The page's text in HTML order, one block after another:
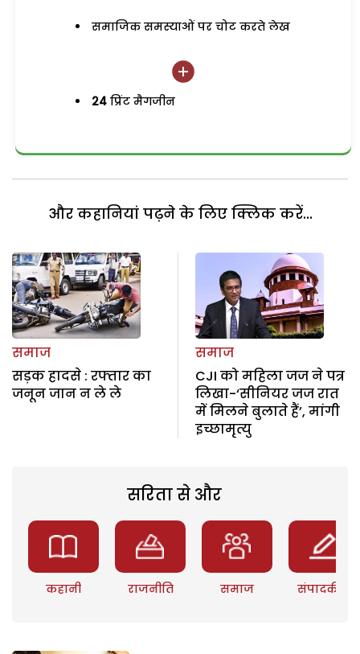
समाजिक समस्याओं पर चोट करते लेख
24 प्रिंट मैगजीन
और कहानियां पढ़ने के लिए क्लिक करें...
समाज
सड़क हादसे : रफ्तार का
जनून जान न ले ले
समाज
CJI को महिला जज ने पत्र
लिखा-‘सीनियर जज रात
में मिलने बुलाते हैं’, मांगी
इच्छामृत्यु
सरिता से और
कहानी राजनीति समाज संपादकीय